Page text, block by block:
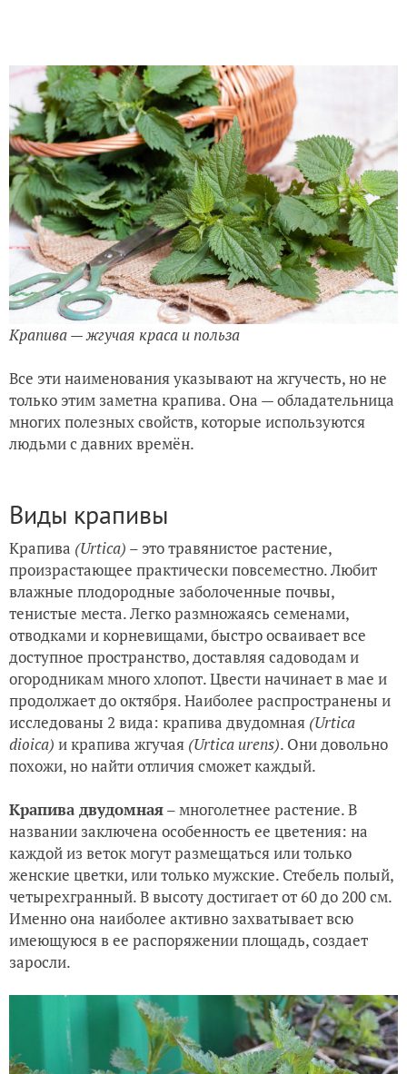
Крапива — жгучая краса и польза
Все эти наименования указывают на жгучесть, но не
только этим заметна крапива. Она — обладательница
многих полезных свойств, которые используются
людьми с давних времён.
Виды крапивы
Крапива (Urtica) – это травянистое растение,
произрастающее практически повсеместно. Любит
влажные плодородные заболоченные почвы,
тенистые места. Легко размножаясь семенами,
отводками и корневищами, быстро осваивает все
доступное пространство, доставляя садоводам и
огородникам много хлопот. Цвести начинает в мае и
продолжает до октября. Наиболее распространены и
исследованы 2 вида: крапива двудомная (Urtica
dioica) и крапива жгучая (Urtica urens). Они довольно
похожи, но найти отличия сможет каждый.
Крапива двудомная– многолетнее растение. В
названии заключена особенность ее цветения: на
каждой из веток могут размещаться или только
женские цветки, или только мужские. Стебель полый,
четырехгранный. В высоту достигает от 60 до 200 см.
Именно она наиболее активно захватывает всю
имеющуюся в ее распоряжении площадь, создает
заросли.